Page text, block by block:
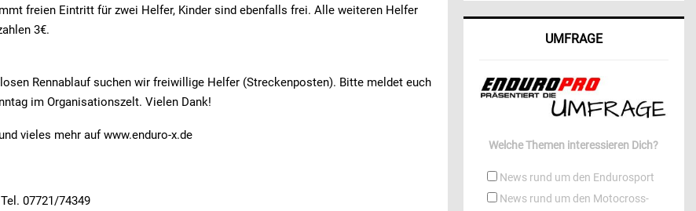
freien Eintritt für zwei Helfer, Kinder sind ebenfalls frei. Alle weiteren Helfer
3€.
Rennablauf suchen wir freiwillige Helfer (Streckenposten). Bitte meldet euch
im Organisationszelt. Vielen Dank!
vieles mehr auf www.enduro-x.de
07721/74349
UMFRAGE
Welche Themen interessieren Dich?
News rund um den Endurosport
News rund um den Motocross-